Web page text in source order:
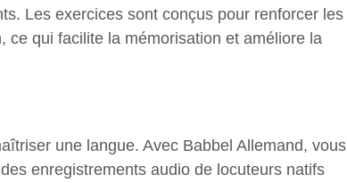
Les exercices sont conçus pour renforcer les
ce qui facilite la mémorisation et améliore la
une langue. Avec Babbel Allemand, vous
enregistrements audio de locuteurs natifs